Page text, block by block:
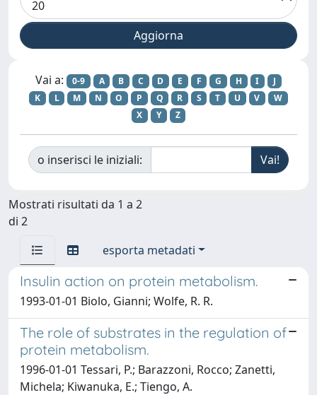
Vai a: 0-9 A B C D E F G H I
J
K
L M N O P Q R S T U V
W
X
Y Z
o inserisci le iniziali:
Mostrati risultati da 1 a 2
di 2
esporta metadati
Insulin action on protein metabolism.
1993-01-01 Biolo, Gianni; Wolfe, R. R.
The role of substrates in the regulation of
protein metabolism.
1996-01-01 Tessari, P.; Barazzoni, Rocco; Zanetti,
Michela; Kiwanuka, E.; Tiengo, A.